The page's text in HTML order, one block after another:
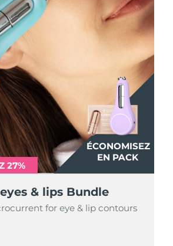
ÉCONOMISEZ
EN PACK
27%
& lips Bundle
for eye & lip contours
ÉCONOMISEZ
EN PACK
27%
& lips Bundle
for eye & lip contours